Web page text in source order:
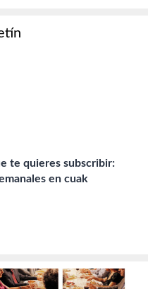
te quieres subscribir:
en cuak